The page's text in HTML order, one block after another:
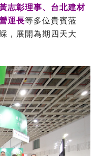
志彰理事、台北建材
運長等多位貴賓蒞
，展開為期四天大